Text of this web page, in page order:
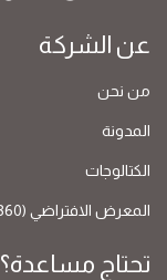
عن الشركة
من نحن
المدونة
الكتالوجات
المعرض الافتراضي (360)
تحتاج مساعدة؟